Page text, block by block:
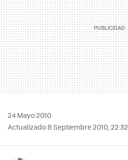
24 Mayo 2010
Actualizado 8 Septiembre 2010, 22:32